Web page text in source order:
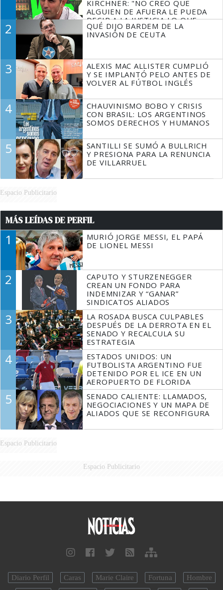
KIRCHNER: "NO CREO QUE
ALGUIEN DE AFUERA LE PUEDA
DECIR A LA JUSTICIA LO QUE
TIENE QUE HACER"
2
QUÉ DIJO BARDEM DE LA
INVASIÓN DE CEUTA
3
ALEXIS MAC ALLISTER CUMPLIÓ
Y SE IMPLANTÓ PELO ANTES DE
VOLVER AL FÚTBOL INGLÉS
4
CHAUVINISMO BOBO Y CRISIS
CON BRASIL: LOS ARGENTINOS
SOMOS DERECHOS Y HUMANOS
5
SANTILLI SE SUMÓ A BULLRICH
Y PRESIONA PARA LA RENUNCIA
DE VILLARRUEL
Espacio Publicitario
MÁS LEÍDAS DE PERFIL
1
MURIÓ JORGE MESSI, EL PAPÁ
DE LIONEL MESSI
2
CAPUTO Y STURZENEGGER
CREAN UN FONDO PARA
INDEMNIZAR Y “GANAR”
SINDICATOS ALIADOS
3
LA ROSADA BUSCA CULPABLES
DESPUÉS DE LA DERROTA EN EL
SENADO Y RECALCULA SU
ESTRATEGIA
4
ESTADOS UNIDOS: UN
FUTBOLISTA ARGENTINO FUE
DETENIDO POR EL ICE EN UN
AEROPUERTO DE FLORIDA
5
SENADO CALIENTE: LLAMADOS,
NEGOCIACIONES Y UN MAPA DE
ALIADOS QUE SE RECONFIGURA
Espacio Publicitario
Espacio Publicitario
Diario Perfil Caras Marie Claire Fortuna
Hombre